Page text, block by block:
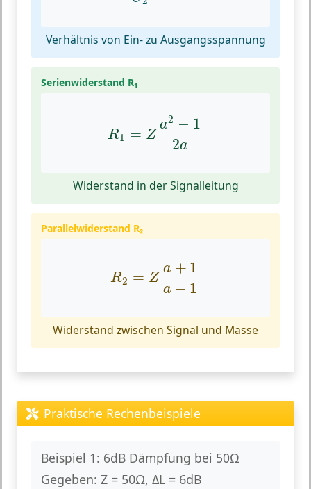
Verhältnis von Ein- zu Ausgangsspannung
Serienwiderstand R₁
R1 = Z
a2 − 1
2a
− a
Widerstand in der Signalleitung
Parallelwiderstand R₂
R2 = Z
a + 1
a − 1
1 − 1
Widerstand zwischen Signal und Masse
Praktische Rechenbeispiele
Beispiel 1: 6dB Dämpfung bei 50Ω
Gegeben: Z = 50Ω, ΔL = 6dB